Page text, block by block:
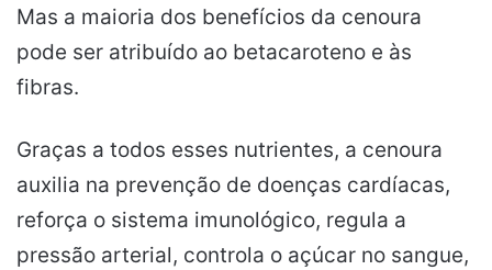
Mas a maioria dos benefícios da cenoura
pode ser atribuído ao betacaroteno e às
fibras.
Graças a todos esses nutrientes, a cenoura
auxilia na prevenção de doenças cardíacas,
reforça o sistema imunológico, regula a
pressão arterial, controla o açúcar no sangue,